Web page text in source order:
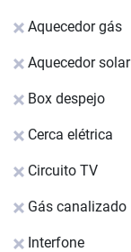
Aquecedor gás
Aquecedor solar
Box despejo
Cerca elétrica
Circuito TV
Gás canalizado
Interfone